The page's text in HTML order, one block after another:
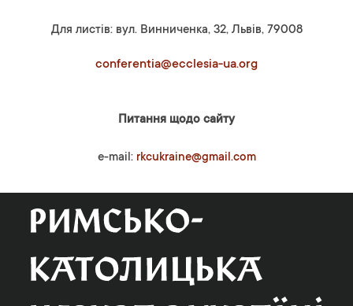
Для листів: вул. Винниченка, 32, Львів, 79008
conferentia@ecclesia-ua.org
Питання щодо сайту
e-mail: rkcukraine@gmail.com